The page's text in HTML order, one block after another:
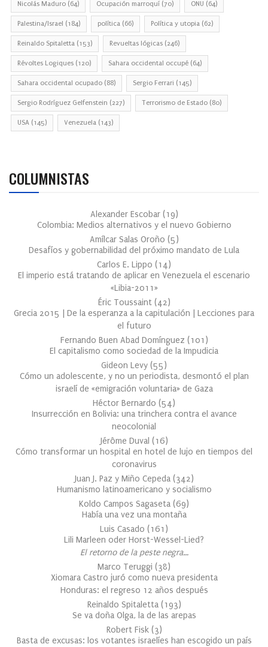
Nicolás Maduro (64) Ocupación marroquí (70) ONU (64)
Palestina/Israel (184) política (66) Política y utopia (62)
Reinaldo Spitaletta (153) Revueltas lógicas (246)
Révoltes Logiques (120) Sahara occidental occupé (64)
Sahara occidental ocupado (88) Sergio Ferrari (145)
Sergio Rodríguez Gelfenstein (227) Terrorismo de Estado (80)
USA (145) Venezuela (143)
COLUMNISTAS
Alexander Escobar (19)
Colombia: Medios alternativos y el nuevo Gobierno
Amílcar Salas Oroño (5)
Desafíos y gobernabilidad del próximo mandato de Lula
Carlos E. Lippo (14)
El imperio está tratando de aplicar en Venezuela el escenario
«Libia-2011»
Éric Toussaint (42)
Grecia 2015 | De la esperanza a la capitulación | Lecciones para
el futuro
Fernando Buen Abad Domínguez (101 )
El capitalismo como sociedad de la Impudicia
Gideon Levy (55)
Cómo un adolescente, y no un periodista, desmontó el plan
israelí de «emigración voluntaria» de Gaza
Héctor Bernardo (54)
Insurrección en Bolivia: una trinchera contra el avance
neocolonial
Jérôme Duval (16)
Cómo transformar un hospital en hotel de lujo en tiempos del
coronavirus
Juan J. Paz y Miño Cepeda (342)
Humanismo latinoamericano y socialismo
Koldo Campos Sagaseta (69)
Había una vez una montaña
Luis Casado (161 )
Lili Marleen oder Horst-Wessel-Lied?
El retorno de la peste negra…
Marco Teruggi (38)
Xiomara Castro juró como nueva presidenta
Honduras: el regreso 12 años después
Reinaldo Spitaletta (193)
Se va doña Olga, la de las arepas
Robert Fisk (3)
Basta de excusas: los votantes israelíes han escogido un país